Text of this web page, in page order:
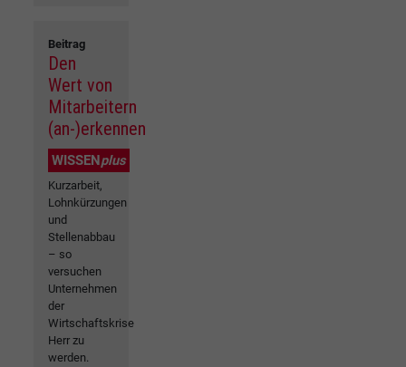
Beitrag
Den
Wert von
Mitarbeitern
(an-)erkennen
WISSEN plus
Kurzarbeit,
Lohnkürzungen
und
Stellenabbau
– so
versuchen
Unternehmen
der
Wirtschaftskrise
Herr zu
werden.